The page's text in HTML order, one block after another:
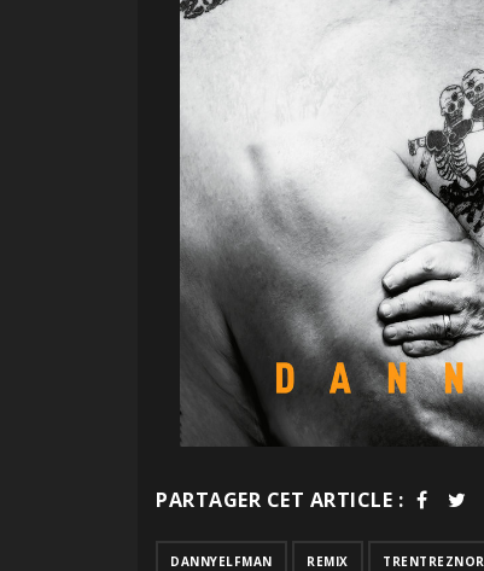
PARTAGER CET ARTICLE :
DANNYELFMAN REMIX TRENTREZNOR